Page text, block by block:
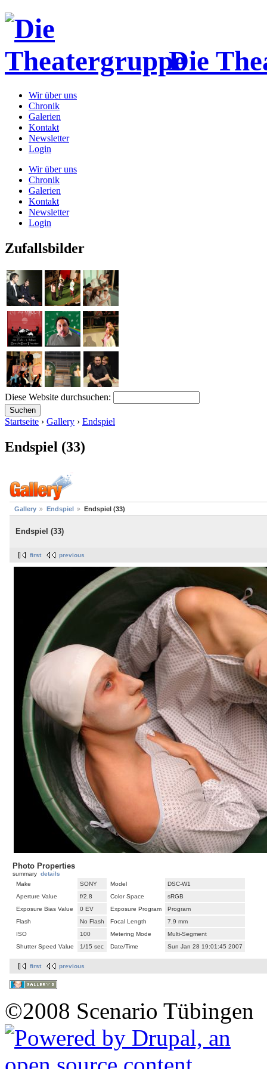
Die
Wir über uns
Chronik
Galerien
Kontakt
Newsletter
Login
Wir über uns
Chronik
Galerien
Kontakt
Newsletter
Login
Zufallsbilder
Diese Website durchsuchen:
Startseite › Gallery › Endspiel
Endspiel (33)
Gallery Endspiel Endspiel (33)
Endspiel (33)
first previous
Photo Properties
summary details
Make
SONY Model
DSC-W1
Aperture Value
f/2.8 Color Space
sRGB
Exposure Bias Value
0 EV Exposure Program
Program
Flash
No Flash Focal Length
7.9 mm
ISO
100 Metering Mode
Multi-Segment
Shutter Speed Value
1/15 sec Date/Time Sun Jan 28 19:01:45 2007
first previous
©2008 Scenario Tübingen